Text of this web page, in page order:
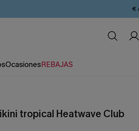
€
OcasionesREBAJAS
tropical Heatwave Club